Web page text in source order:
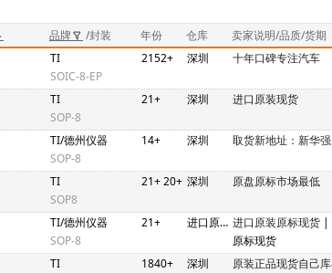
品牌 /封装 年份 仓库 卖家说明/品质/货期
TI
SOIC-8-EP
2152+ 深圳 十年口碑专注汽车
TI
SOP-8
21+ 深圳 进口原装现货
TI/德州仪器
SOP-8
14+ 深圳 取货新地址：新华
TI
SOP8
21+ 20+ 深圳 原盘原标市场最低
TI/德州仪器
SOP-8
21+ 进口原装原标现货 进口原装原标现货 |
原标现货
TI
1840+ 深圳 原装正品现货自己